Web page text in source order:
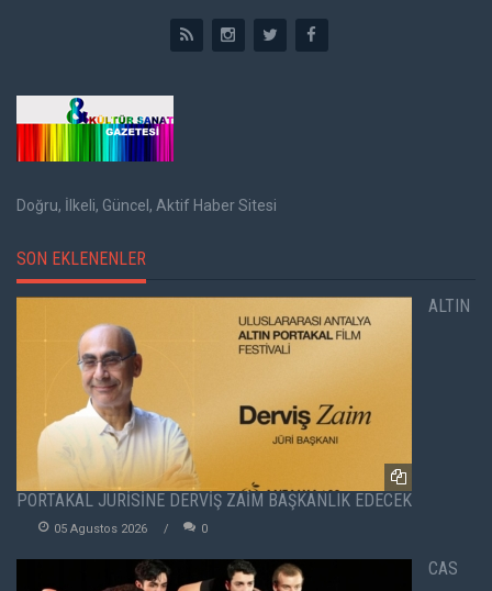
Doğru, İlkeli, Güncel, Aktif Haber Sitesi
SON EKLENENLER
ALTIN
PORTAKAL JÜRİSİNE DERVİŞ ZAİM BAŞKANLIK EDECEK
05 Agustos 2026 0
CAS